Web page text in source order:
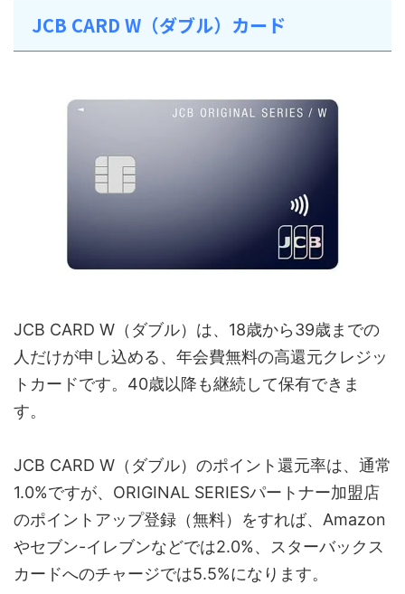
JCB CARD W（ダブル）カード
JCB CARD W（ダブル）は、18歳から39歳までの
人だけが申し込める、年会費無料の高還元クレジッ
トカードです。40歳以降も継続して保有できま
す。
JCB CARD W（ダブル）のポイント還元率は、通常
1.0%ですが、ORIGINAL SERIESパートナー加盟店
のポイントアップ登録（無料）をすれば、Amazon
やセブン-イレブンなどでは2.0%、スターバックス
カードへのチャージでは5.5%になります。